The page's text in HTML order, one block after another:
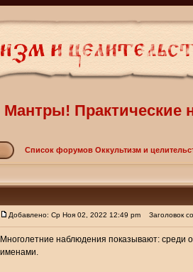
Практические
Список форумов Оккультизм и
Добавлено: Ср Ноя 02, 2022 12:49 pm Заголовок
Многолетние наблюдения показывают: среди
именами.